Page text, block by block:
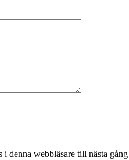
denna webbläsare till nästa